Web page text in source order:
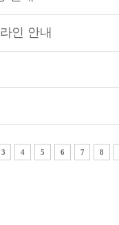
인 안내
3 4 5 6 7 8